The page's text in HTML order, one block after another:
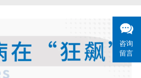
咨询
留言